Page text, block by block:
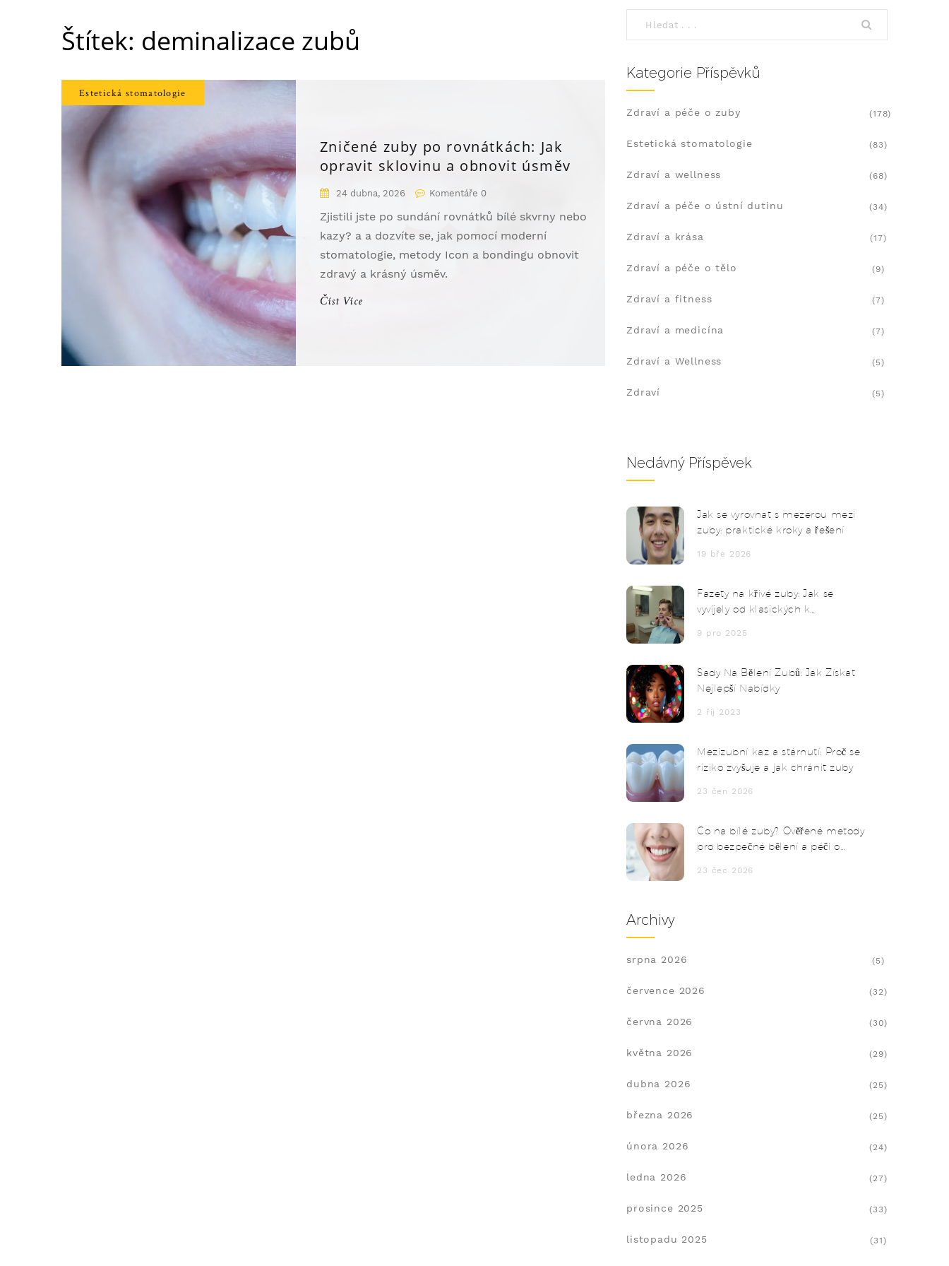
Štítek: deminalizace zubů
Estetická stomatologie
Zničené zuby po rovnátkách: Jak
opravit sklovinu a obnovit úsměv
24 dubna, 2026 Komentáře 0
Zjistili jste po sundání rovnátků bílé skvrny nebo
kazy? a a dozvíte se, jak pomocí moderní
stomatologie, metody Icon a bondingu obnovit
zdravý a krásný úsměv.
Číst Více
Kategorie Příspěvků
Zdraví a péče o zuby (178)
Estetická stomatologie (83)
Zdraví a wellness (68)
Zdraví a péče o ústní dutinu (34)
Zdraví a krása (17)
Zdraví a péče o tělo (9)
Zdraví a fitness (7)
Zdraví a medicína (7)
Zdraví a Wellness (5)
Zdraví (5)
Nedávný Příspěvek
Jak se vyrovnat s mezerou mezi
zuby: praktické kroky a řešení
19 bře 2026
Fazety na křivé zuby: Jak se
vyvíjely od klasických k
9 pro 2025
Sady Na Bělení Zubů: Jak Získat
Nejlepší Nabídky
2 říj 2023
Mezizubní kaz a stárnutí: Proč se
riziko zvyšuje a jak chránit zuby
23 čen 2026
Co na bílé zuby? Ověřené metody
pro bezpečné bělení a péči o
23 čec 2026
Archivy
srpna 2026 (5)
července 2026 (32)
června 2026 (30)
května 2026 (29)
dubna 2026 (25)
března 2026 (25)
února 2026 (24)
ledna 2026 (27)
prosince 2025 (33)
listopadu 2025 (31)